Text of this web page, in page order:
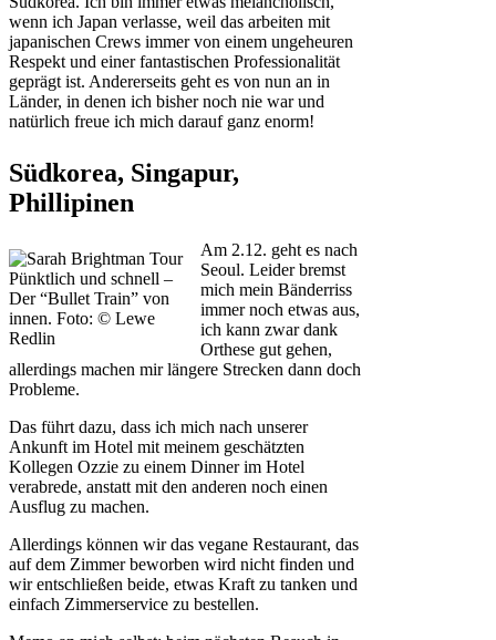
wenn ich Japan verlasse, weil das arbeiten mit
japanischen Crews immer von einem ungeheuren
Respekt und einer fantastischen Professionalität
geprägt ist. Andererseits geht es von nun an in
Länder, in denen ich bisher noch nie war und
natürlich freue ich mich darauf ganz enorm!
Südkorea, Singapur,
Phillipinen
Pünktlich und schnell –
Der “Bullet Train” von
innen. Foto: © Lewe
Redlin
Am 2.12. geht es nach
Seoul. Leider bremst
mich mein Bänderriss
immer noch etwas aus,
ich kann zwar dank
Orthese gut gehen,
allerdings machen mir längere Strecken dann doch
Probleme.
Das führt dazu, dass ich mich nach unserer
Ankunft im Hotel mit meinem geschätzten
Kollegen Ozzie zu einem Dinner im Hotel
verabrede, anstatt mit den anderen noch einen
Ausflug zu machen.
Allerdings können wir das vegane Restaurant, das
auf dem Zimmer beworben wird nicht finden und
wir entschließen beide, etwas Kraft zu tanken und
einfach Zimmerservice zu bestellen.